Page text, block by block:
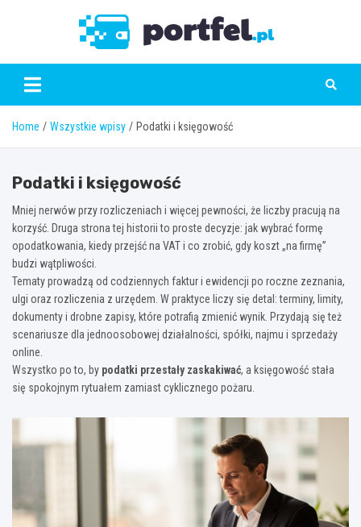
Home Wszystkie wpisy Podatki i księgowość
Podatki i księgowość
Mniej nerwów przy rozliczeniach i więcej pewności, że liczby pracują na
korzyść. Druga strona tej historii to proste decyzje: jak wybrać formę
opodatkowania, kiedy przejść na VAT i co zrobić, gdy koszt „na firmę”
budzi wątpliwości.
Tematy prowadzą od codziennych faktur i ewidencji po roczne zeznania,
ulgi oraz rozliczenia z urzędem. W praktyce liczy się detal: terminy, limity,
dokumenty i drobne zapisy, które potrafią zmienić wynik. Przydają się też
scenariusze dla jednoosobowej działalności, spółki, najmu i sprzedaży
online.
Wszystko po to, by podatki przestały zaskakiwać, a księgowość stała
się spokojnym rytuałem zamiast cyklicznego pożaru.